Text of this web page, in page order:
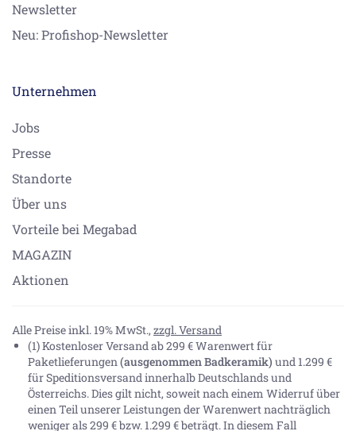
Newsletter
Neu: Profishop-Newsletter
Unternehmen
Jobs
Presse
Standorte
Über uns
Vorteile bei Megabad
MAGAZIN
Aktionen
Alle Preise inkl. 19% MwSt., zzgl. Versand
(1) Kostenloser Versand ab 299 € Warenwert für
Paketlieferungen(ausgenommen Badkeramik) und 1.299 €
für Speditionsversand innerhalb Deutschlands und
Österreichs. Dies gilt nicht, soweit nach einem Widerruf über
einen Teil unserer Leistungen der Warenwert nachträglich
weniger als 299 € bzw. 1.299 € beträgt. In diesem Fall